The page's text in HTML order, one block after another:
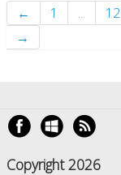
← 1 ... 12
→
Copyright 2026